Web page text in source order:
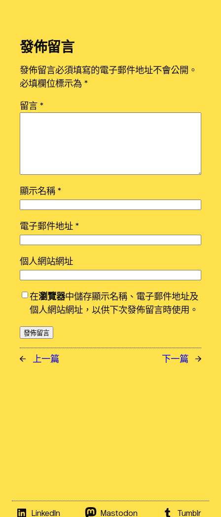
發佈留言
發佈留言必須填寫的電子郵件地址不會公開。
必填欄位標示為 *
留言 *
顯示名稱 *
電子郵件地址 *
個人網站網址
在瀏覽器中儲存顯示名稱、電子郵件地址及
個人網站網址，以供下次發佈留言時使用。
← 上一篇 下一篇 →
LinkedIn Mastodon Tumblr